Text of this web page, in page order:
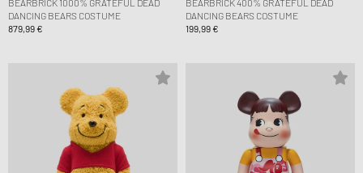
BEARBRICK 1000% GRATEFUL DEAD
DANCING BEARS COSTUME
879,99 €
BEARBRICK 400% GRATEFUL DEAD
DANCING BEARS COSTUME
199,99 €